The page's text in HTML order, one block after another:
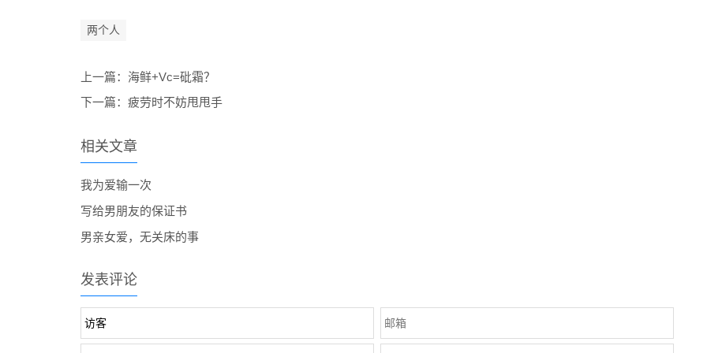
两个人
上一篇： 海鲜+Vc=砒霜？
下一篇： 疲劳时不妨甩甩手
相关文章
我为爱输一次
写给男朋友的保证书
男亲女爱，无关床的事
发表评论